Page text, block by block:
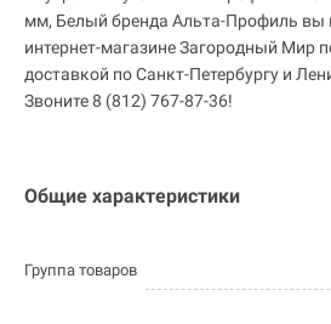
мм, Белый бренда Альта-Профиль вы
интернет-магазине Загородный Мир
доставкой по Санкт-Петербургу и
Звоните 8 (812) 767-87-36!
Общие характеристики
Группа товаров